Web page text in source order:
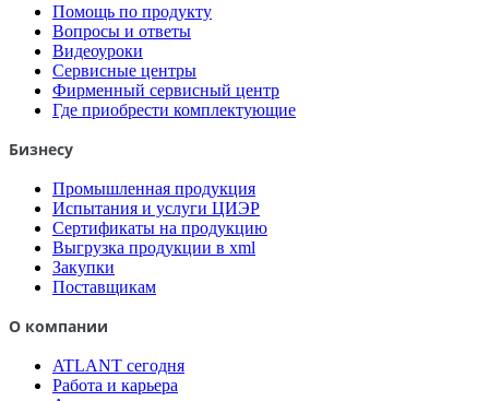
Помощь по продукту
Вопросы и ответы
Видеоуроки
Сервисные центры
Фирменный сервисный центр
Где приобрести комплектующие
Бизнесу
Промышленная продукция
Испытания и услуги ЦИЭР
Сертификаты на продукцию
Выгрузка продукции в xml
Закупки
Поставщикам
О компании
ATLANT сегодня
Работа и карьера